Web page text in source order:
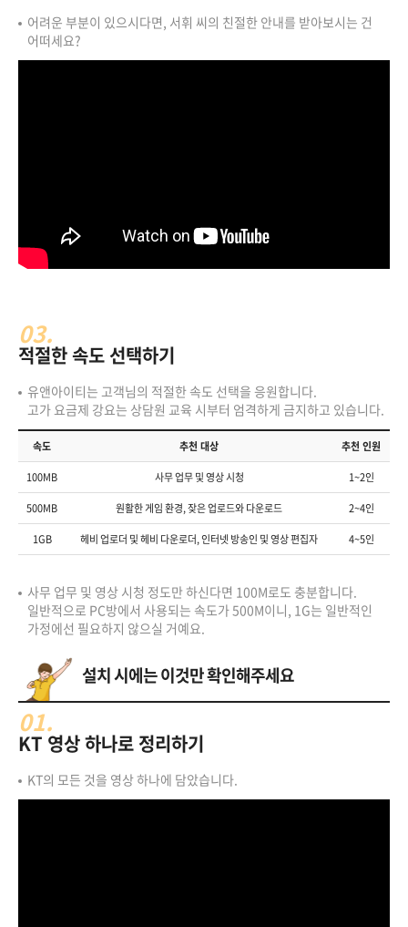
어려운 부분이 있으시다면, 서휘 씨의 친절한 안내를 받아보시는 건
어떠세요?
03.
적절한 속도 선택하기
유앤아이티는 고객님의 적절한 속도 선택을 응원합니다.
고가 요금제 강요는 상담원 교육 시부터 엄격하게 금지하고 있습니다.
속도 추천 대상
추천 인원
100MB
사무 업무 및 영상 시청
1~2인
500MB
원활한 게임 환경, 잦은 업로드와 다운로드
2~4인
1GB
헤비 업로더 및 헤비 다운로더, 인터넷 방송인 및 영상 편집자 4~5인
사무 업무 및 영상 시청 정도만 하신다면 100M로도 충분합니다.
일반적으로 PC방에서 사용되는 속도가 500M이니, 1G는 일반적인
가정에선 필요하지 않으실 거예요.
설치 시에는 이것만 확인해주세요
01.
KT 영상 하나로 정리하기
KT의 모든 것을 영상 하나에 담았습니다.